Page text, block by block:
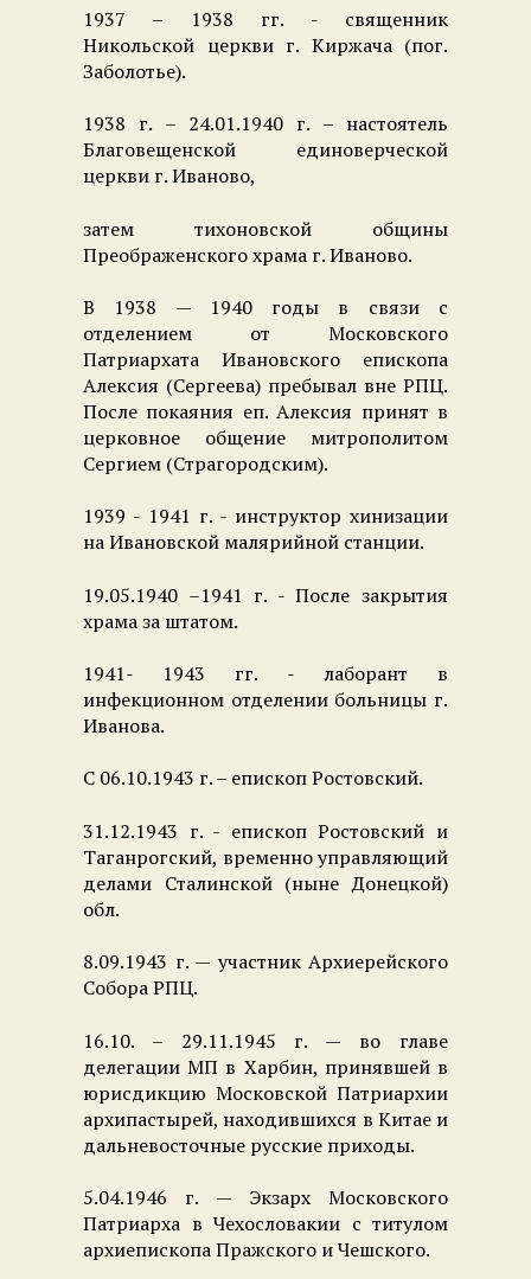
1937 – 1938 гг. - священник
Никольской церкви г. Киржача (пог.
Заболотье).
1938 г. – 24.01.1940 г. – настоятель
Благовещенской единоверческой
церкви г. Иваново,
затем тихоновской общины
Преображенского храма г. Иваново.
В 1938 — 1940 годы в связи с
отделением от Московского
Патриархата Ивановского епископа
Алексия (Сергеева) пребывал вне РПЦ.
После покаяния еп. Алексия принят в
церковное общение митрополитом
Сергием (Страгородским).
1939 - 1941 г. - инструктор хинизации
на Ивановской малярийной станции.
19.05.1940 –1941 г. - После закрытия
храма за штатом.
1941- 1943 гг. - лаборант в
инфекционном отделении больницы г.
Иванова.
С 06.10.1943 г. – епископ Ростовский.
31.12.1943 г. - епископ Ростовский и
Таганрогский, временно управляющий
делами Сталинской (ныне Донецкой)
обл.
8.09.1943 г. — участник Архиерейского
Собора РПЦ.
16.10. – 29.11.1945 г. — во главе
делегации МП в Харбин, принявшей в
юрисдикцию Московской Патриархии
архипастырей, находившихся в Китае и
дальневосточные русские приходы.
5.04.1946 г. — Экзарх Московского
Патриарха в Чехословакии с титулом
архиепископа Пражского и Чешского.